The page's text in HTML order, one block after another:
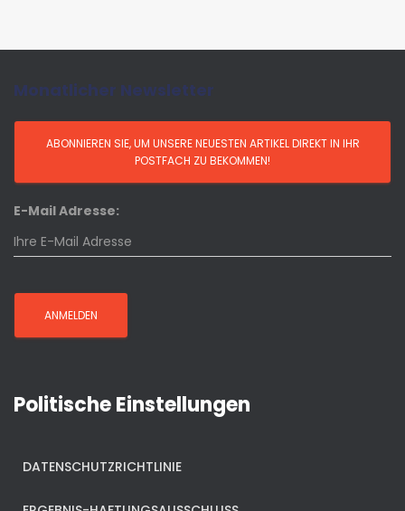
Monatlicher Newsletter
E-Mail Adresse:
Politische Einstellungen
DATENSCHUTZRICHTLINIE